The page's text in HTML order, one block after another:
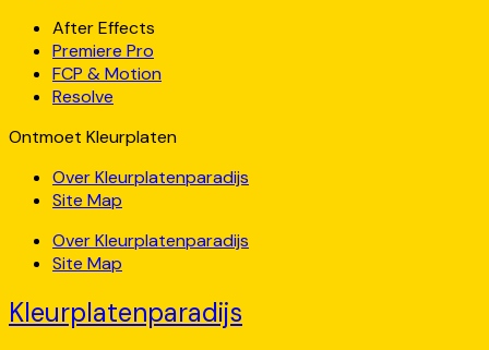
After Effects
Premiere Pro
FCP & Motion
Resolve
Ontmoet Kleurplaten
Over Kleurplatenparadijs
Site Map
Over Kleurplatenparadijs
Site Map
Kleurplatenparadijs